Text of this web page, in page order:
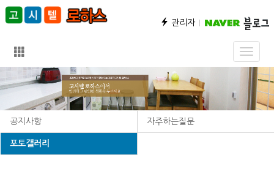
관리자
Toggle
공지사항 자주하는질문
포토갤러리